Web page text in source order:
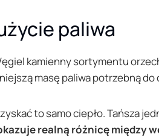
paliwa
kamienny sortymentu
masę paliwa potrzebną do
to samo ciepło. Tańsza
realną różnicę między